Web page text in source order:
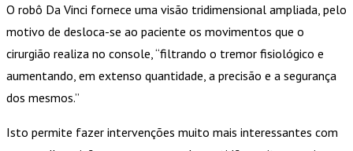
O robô Da Vinci fornece uma visão tridimensional ampliada, pelo
motivo de desloca-se ao paciente os movimentos que o
cirurgião realiza no console, “filtrando o tremor fisiológico e
aumentando, em extenso quantidade, a precisão e a segurança
dos mesmos.”
Isto permite fazer intervenções muito mais interessantes com